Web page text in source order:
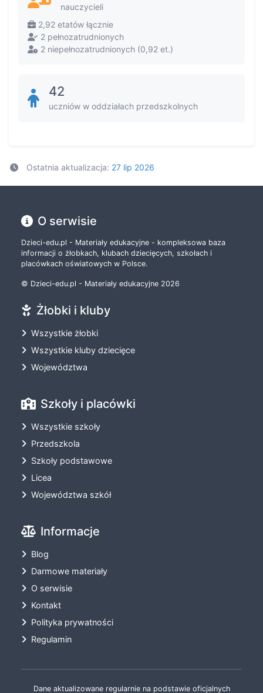
nauczycieli
2,92 etatów łącznie
2 pełnozatrudnionych
2 niepełnozatrudnionych (0,92 et.)
42
uczniów w oddziałach przedszkolnych
Ostatnia aktualizacja: 27 lip 2026
O serwisie
Dzieci-edu.pl - Materiały edukacyjne - kompleksowa baza
informacji o żłobkach, klubach dziecięcych, szkołach i
placówkach oświatowych w Polsce.
© Dzieci-edu.pl - Materiały edukacyjne 2026
Żłobki i kluby
Wszystkie żłobki
Wszystkie kluby dziecięce
Województwa
Szkoły i placówki
Wszystkie szkoły
Przedszkola
Szkoły podstawowe
Licea
Województwa szkół
Informacje
Blog
Darmowe materiały
O serwisie
Kontakt
Polityka prywatności
Regulamin
Dane aktualizowane regularnie na podstawie oficjalnych